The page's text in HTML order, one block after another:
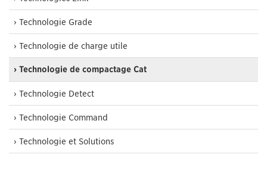
› Technologie Grade
› Technologie de charge utile
› Technologie de compactage Cat
› Technologie Detect
› Technologie Command
› Technologie et Solutions